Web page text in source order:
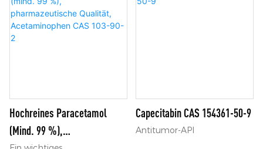
als nichtsteroidales
Antirheumatikum (NSAR)
zur Schmerzlinderung und in
Qualitätsprodukte dank
stabiler
Herstellerpartnerschaften
und professioneller
Hochreines Paracetamol
(mind. 99 %),
Capecitabin CAS 154361-50-9
Antitumor-API